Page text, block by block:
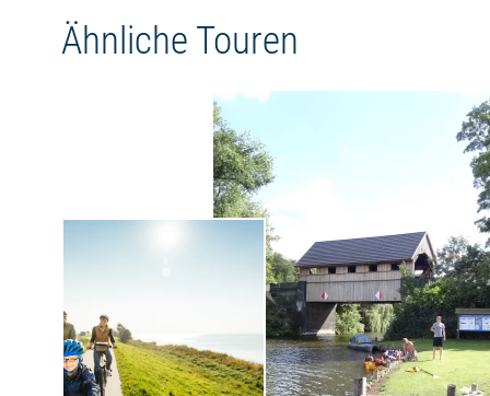
letzte Etappe beginnt im Urwald Wkrzanska. Mit
der Fähre geht es über den Neuwarper See.
Ähnliche Touren